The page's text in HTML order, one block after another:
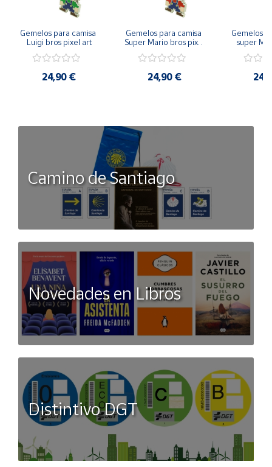
Gemelos para camisa
Luigi bros pixel art
24,90 €
Gemelos para camisa
Super Mario bros pixel
art
24,90 €
Gemelos
super
Luigi
Camino de Santiago
Novedades en Libros
Distintivo DGT